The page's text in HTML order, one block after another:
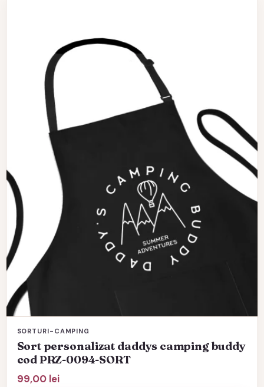
SORTURI-CAMPING
Sort personalizat daddys camping buddy
cod PRZ-0094-SORT
99,00 lei